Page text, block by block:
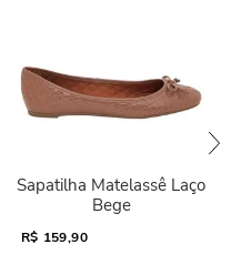
Sapatilha Matelassê Laço
Bege
R$ 159,90